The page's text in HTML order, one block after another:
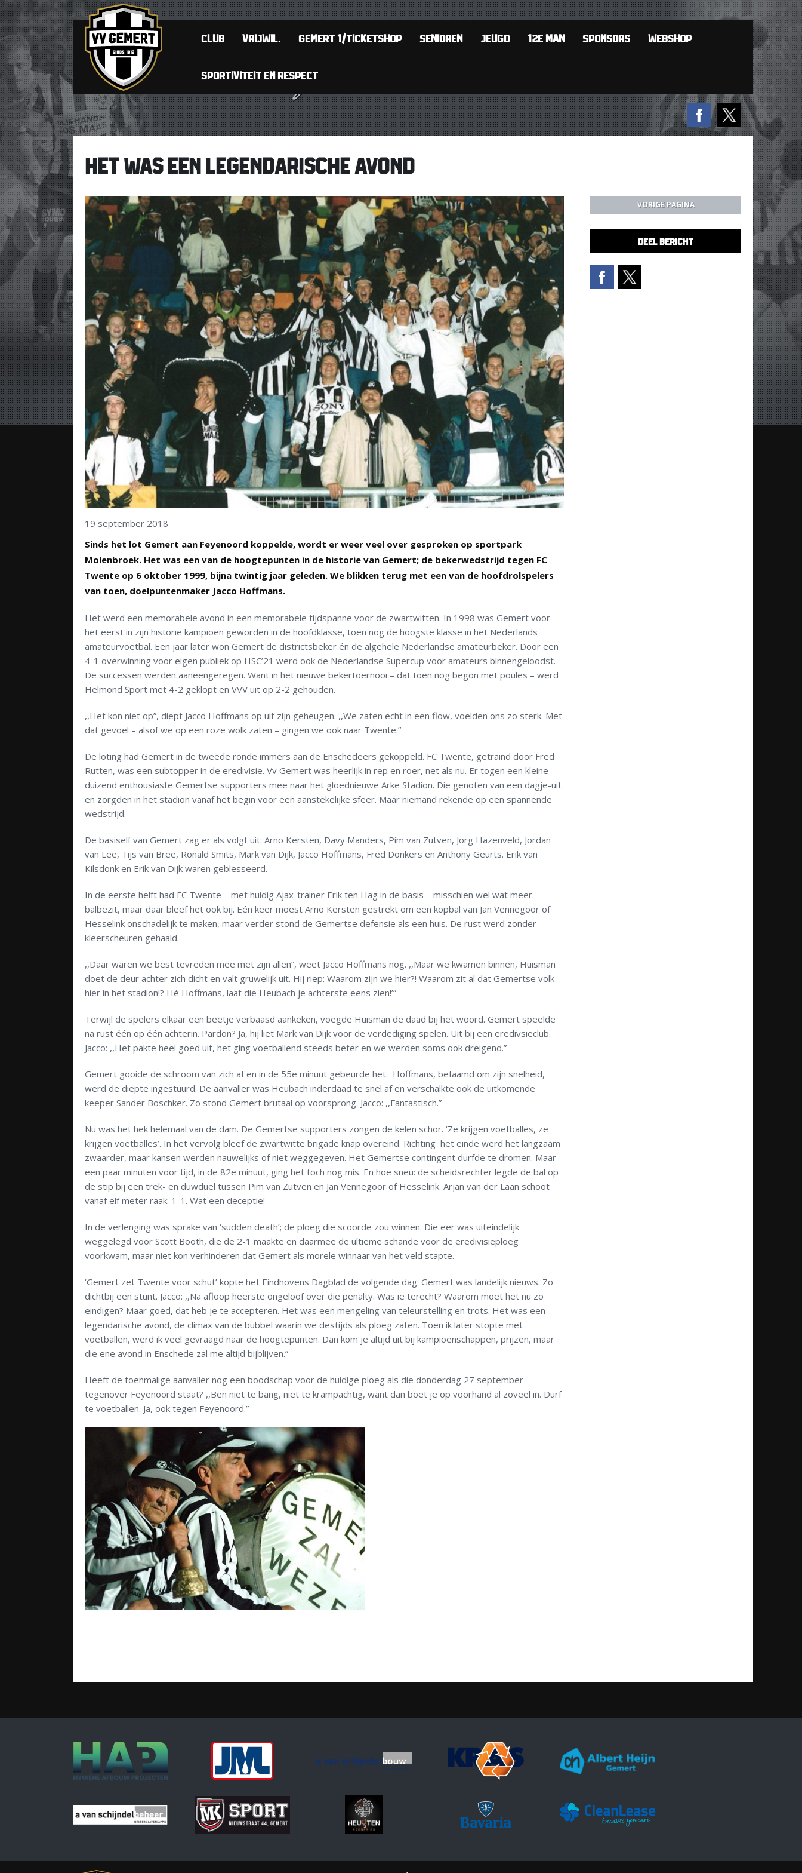
CLUB VRIJWIL. GEMERT 1/TICKETSHOP SENIOREN JEUGD 12E MAN SPONSORS WEBSHOP
SPORTIVITEIT EN RESPECT
HET WAS EEN LEGENDARISCHE AVOND
19 september 2018
Sinds het lot Gemert aan Feyenoord koppelde, wordt er weer veel over gesproken op sportpark
Molenbroek. Het was een van de hoogtepunten in de historie van Gemert; de bekerwedstrijd tegen FC
Twente op 6 oktober 1999, bijna twintig jaar geleden. We blikken terug met een van de hoofdrolspelers
van toen, doelpuntenmaker Jacco Hoffmans.
Het werd een memorabele avond in een memorabele tijdspanne voor de zwartwitten. In 1998 was Gemert voor
het eerst in zijn historie kampioen geworden in de hoofdklasse, toen nog de hoogste klasse in het Nederlands
amateurvoetbal. Een jaar later won Gemert de districtsbeker én de algehele Nederlandse amateurbeker. Door een
4-1 overwinning voor eigen publiek op HSC’21 werd ook de Nederlandse Supercup voor amateurs binnengeloodst.
De successen werden aaneengeregen. Want in het nieuwe bekertoernooi – dat toen nog begon met poules – werd
Helmond Sport met 4-2 geklopt en VVV uit op 2-2 gehouden.
,,Het kon niet op”, diept Jacco Hoffmans op uit zijn geheugen. ,,We zaten echt in een flow, voelden ons zo sterk. Met
dat gevoel – alsof we op een roze wolk zaten – gingen we ook naar Twente.”
De loting had Gemert in de tweede ronde immers aan de Enschedeërs gekoppeld. FC Twente, getraind door Fred
Rutten, was een subtopper in de eredivisie. Vv Gemert was heerlijk in rep en roer, net als nu. Er togen een kleine
duizend enthousiaste Gemertse supporters mee naar het gloednieuwe Arke Stadion. Die genoten van een dagje-uit
en zorgden in het stadion vanaf het begin voor een aanstekelijke sfeer. Maar niemand rekende op een spannende
wedstrijd.
De basiself van Gemert zag er als volgt uit: Arno Kersten, Davy Manders, Pim van Zutven, Jorg Hazenveld, Jordan
van Lee, Tijs van Bree, Ronald Smits, Mark van Dijk, Jacco Hoffmans, Fred Donkers en Anthony Geurts. Erik van
Kilsdonk en Erik van Dijk waren geblesseerd.
In de eerste helft had FC Twente – met huidig Ajax-trainer Erik ten Hag in de basis – misschien wel wat meer
balbezit, maar daar bleef het ook bij. Eén keer moest Arno Kersten gestrekt om een kopbal van Jan Vennegoor of
Hesselink onschadelijk te maken, maar verder stond de Gemertse defensie als een huis. De rust werd zonder
kleerscheuren gehaald.
,,Daar waren we best tevreden mee met zijn allen”, weet Jacco Hoffmans nog. ,,Maar we kwamen binnen, Huisman
doet de deur achter zich dicht en valt gruwelijk uit. Hij riep: Waarom zijn we hier?! Waarom zit al dat Gemertse volk
hier in het stadion!? Hé Hoffmans, laat die Heubach je achterste eens zien!’”
Terwijl de spelers elkaar een beetje verbaasd aankeken, voegde Huisman de daad bij het woord. Gemert speelde
na rust één op één achterin. Pardon? Ja, hij liet Mark van Dijk voor de verdediging spelen. Uit bij een eredivsieclub.
Jacco: ,,Het pakte heel goed uit, het ging voetballend steeds beter en we werden soms ook dreigend.”
Gemert gooide de schroom van zich af en in de 55e minuut gebeurde het. Hoffmans, befaamd om zijn snelheid,
werd de diepte ingestuurd. De aanvaller was Heubach inderdaad te snel af en verschalkte ook de uitkomende
keeper Sander Boschker. Zo stond Gemert brutaal op voorsprong. Jacco: ,,Fantastisch.”
Nu was het hek helemaal van de dam. De Gemertse supporters zongen de kelen schor. ‘Ze krijgen voetballes, ze
krijgen voetballes’. In het vervolg bleef de zwartwitte brigade knap overeind. Richting het einde werd het langzaam
zwaarder, maar kansen werden nauwelijks of niet weggegeven. Het Gemertse contingent durfde te dromen. Maar
een paar minuten voor tijd, in de 82e minuut, ging het toch nog mis. En hoe sneu: de scheidsrechter legde de bal op
de stip bij een trek- en duwduel tussen Pim van Zutven en Jan Vennegoor of Hesselink. Arjan van der Laan schoot
vanaf elf meter raak: 1-1. Wat een deceptie!
In de verlenging was sprake van ‘sudden death’; de ploeg die scoorde zou winnen. Die eer was uiteindelijk
weggelegd voor Scott Booth, die de 2-1 maakte en daarmee de ultieme schande voor de eredivisieploeg
voorkwam, maar niet kon verhinderen dat Gemert als morele winnaar van het veld stapte.
‘Gemert zet Twente voor schut’ kopte het Eindhovens Dagblad de volgende dag. Gemert was landelijk nieuws. Zo
dichtbij een stunt. Jacco: ,,Na afloop heerste ongeloof over die penalty. Was ie terecht? Waarom moet het nu zo
eindigen? Maar goed, dat heb je te accepteren. Het was een mengeling van teleurstelling en trots. Het was een
legendarische avond, de climax van de bubbel waarin we destijds als ploeg zaten. Toen ik later stopte met
voetballen, werd ik veel gevraagd naar de hoogtepunten. Dan kom je altijd uit bij kampioenschappen, prijzen, maar
die ene avond in Enschede zal me altijd bijblijven.”
Heeft de toenmalige aanvaller nog een boodschap voor de huidige ploeg als die donderdag 27 september
tegenover Feyenoord staat? ,,Ben niet te bang, niet te krampachtig, want dan boet je op voorhand al zoveel in. Durf
te voetballen. Ja, ook tegen Feyenoord.”
VORIGE PAGINA
DEEL BERICHT